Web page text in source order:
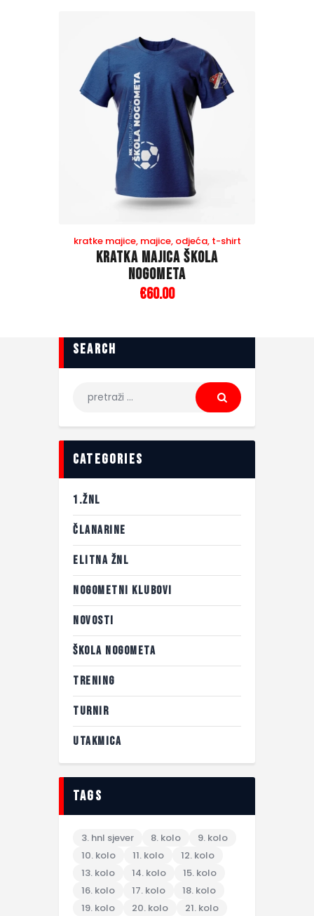
kratke majice, majice, odjeća, t-shirt
Kratka majica Škola
nogometa
€60.00
search
categories
1.ŽNL
ČLANARINE
ELITNA ŽNL
NOGOMETNI KLUBOVI
NOVOSTI
ŠKOLA NOGOMETA
TRENING
TURNIR
UTAKMICA
tags
3. hnl sjever 8. kolo
9. kolo
10. kolo
11. kolo
12. kolo
13. kolo
14. kolo
15. kolo
16. kolo
17. kolo
18. kolo
19. kolo
20. kolo
21. kolo